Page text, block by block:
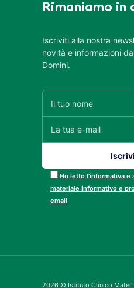
Rimaniamo
Iscriviti alla nostra
novità e informazioni
Domini.
Ho letto l’informativa e
materiale informativo e
email
2026 © Istituto Clinico Mater